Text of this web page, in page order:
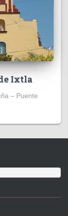
Ixtla
– Puente